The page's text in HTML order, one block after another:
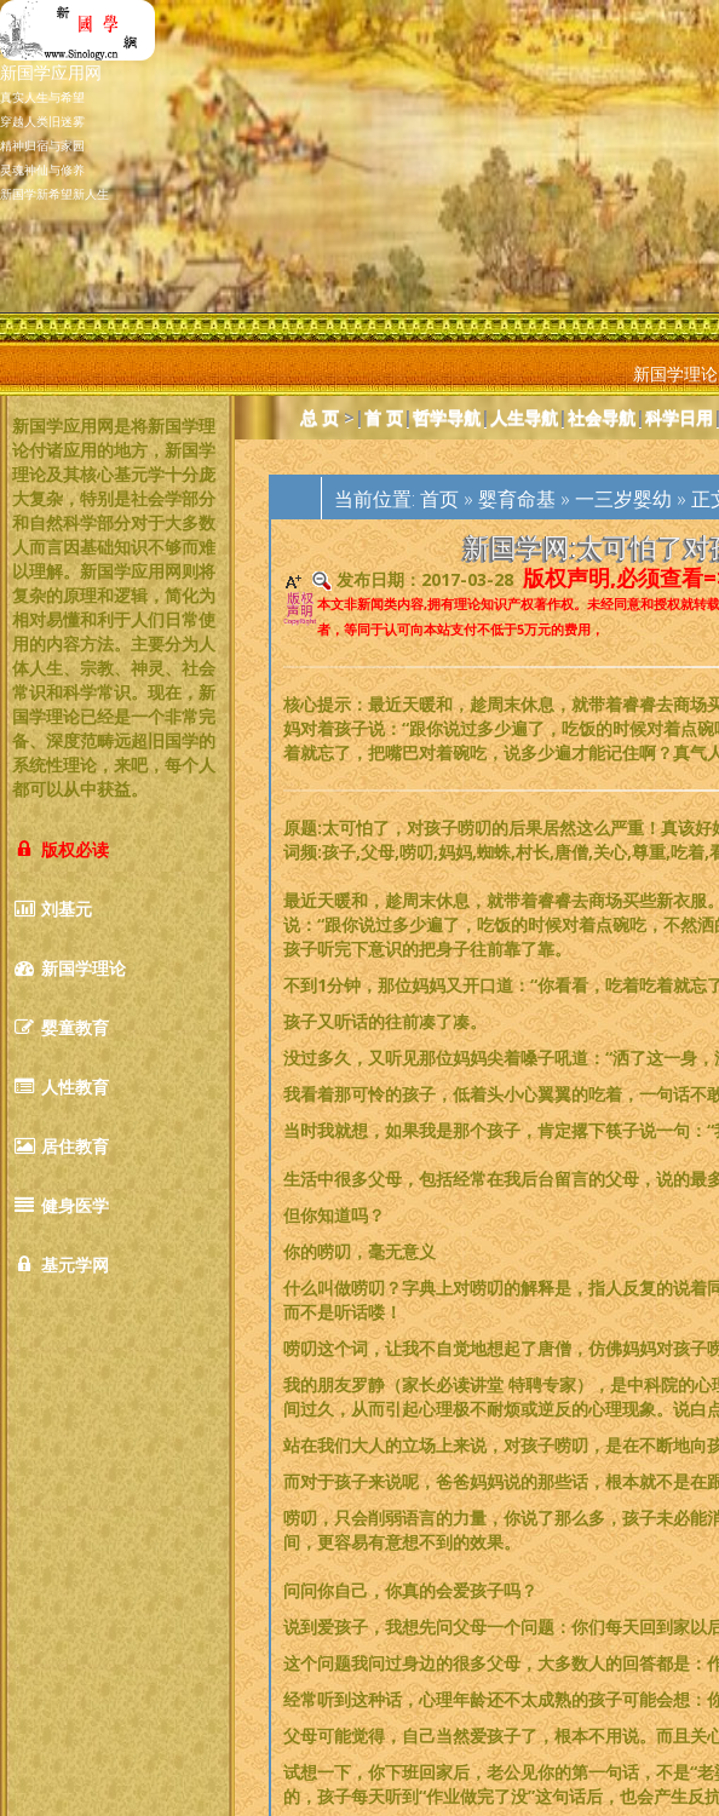
新国学应用网
真实人生与希望
穿越人类旧迷雾
精神归宿与家园
灵魂神仙与修养
新国学新希望新人生
新国学理论
新国学应用网是将新国学理
论付诸应用的地方，新国学
理论及其核心基元学十分庞
大复杂，特别是社会学部分
和自然科学部分对于大多数
人而言因基础知识不够而难
以理解。新国学应用网则将
复杂的原理和逻辑，简化为
相对易懂和利于人们日常使
用的内容方法。主要分为人
体人生、宗教、神灵、社会
常识和科学常识。现在，新
国学理论已经是一个非常完
备、深度范畴远超旧国学的
系统性理论， 来吧，每个人
都可以从中获益。
版权必读
刘基元
新国学理论
婴童教育
人性教育
居住教育
健身医学
基元学网
总 页>|首 页|哲学导航| 人生导航|社会导航|科学日用 |
当前位置: 首页» 婴育命基 » 一三岁婴幼 » 正
新国学网:太可怕了
发布日期：2017-03-28版权声明,必须查看
本文非新闻类内容,拥有理论知识产权著作权。未经同意和授权就转
者，等同于认可向本站支付不低于5万元的费用，
核心提示：最近天暖和，趁周末休息，就带着睿睿去商
妈对着孩子说：“跟你说过多少遍了，吃饭的时候对着点
着就忘了，把嘴巴对着碗吃，说多少遍才能记住啊？真
原题:太可怕了，对孩子唠叨的后果居然这么严重！真该好
词频:孩子,父母,唠叨,妈妈,蜘蛛,村长,唐僧,关心,尊重,吃着,
最近天暖和，趁周末休息，就带着睿睿去商场买些新衣
说：“跟你说过多少遍了，吃饭的时候对着点碗吃，不然洒
孩子听完下意识的把身子往前靠了靠。
不到1分钟，那位妈妈又开口道：“你看看，吃着吃着就
孩子又听话的往前凑了凑。
没过多久，又听见那位妈妈尖着嗓子吼道：“洒了这一身
我看着那可怜的孩子，低着头小心翼翼的吃着，一句话不
当时我就想，如果我是那个孩子，肯定撂下筷子说一句：
生活中很多父母，包括经常在我后台留言的父母，说的
但你知道吗？
你的唠叨，毫无意义
什么叫做唠叨？字典上对唠叨的解释是，指人反复的说
而不是听话喽！
唠叨这个词，让我不自觉地想起了唐僧，仿佛妈妈对孩子
我的朋友罗静（家长必读讲堂 特聘专家），是中科院的
间过久，从而引起心理极不耐烦或逆反的心理现象。说
站在我们大人的立场上来说，对孩子唠叨，是在不断地
而对于孩子来说呢，爸爸妈妈说的那些话，根本就不是
唠叨，只会削弱语言的力量，你说了那么多，孩子未必
间，更容易有意想不到的效果。
问问你自己，你真的会爱孩子吗？
说到爱孩子，我想先问父母一个问题：你们每天回到家以
这个问题我问过身边的很多父母，大多数人的回答都是
经常听到这种话，心理年龄还不太成熟的孩子可能会想
父母可能觉得，自己当然爱孩子了，根本不用说。而且
试想一下，你下班回家后，老公见你的第一句话，不是“
的，孩子每天听到“作业做完了没”这句话后，也会产生反